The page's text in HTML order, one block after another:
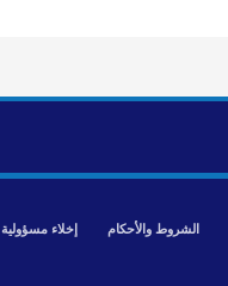
إخلاء مسؤولية الشروط والأحكام